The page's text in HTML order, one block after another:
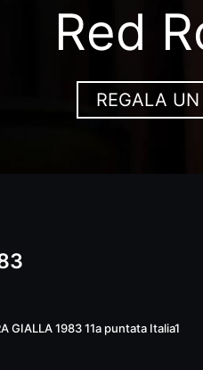
Red
REGALA
GIALLA 1983 11a puntata Italia1